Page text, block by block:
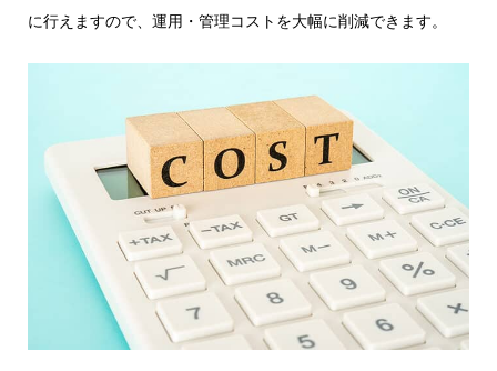
に行えますので、運用・管理コストを大幅に削減できます。